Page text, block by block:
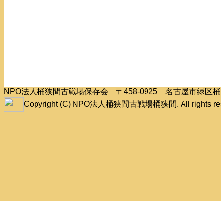
NPO法人桶狭間古戦場保存会 〒458-0925 名古屋市緑区
Copyright (C) NPO法人桶狭間古戦場桶狭間. All rights